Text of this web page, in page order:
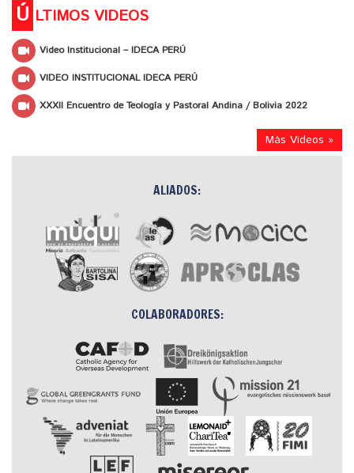
Ú LTIMOS VIDEOS
Video Institucional – IDECA PERÚ
VIDEO INSTITUCIONAL IDECA PERÚ
XXXII Encuentro de Teología y Pastoral Andina / Bolivia 2022
Más Videos »
ALIADOS:
COLABORADORES: